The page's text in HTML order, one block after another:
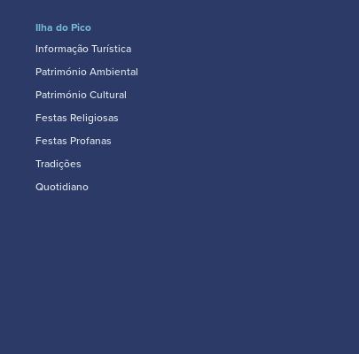
Ilha do Pico
Informação Turística
Património Ambiental
Património Cultural
Festas Religiosas
Festas Profanas
Tradições
Quotidiano